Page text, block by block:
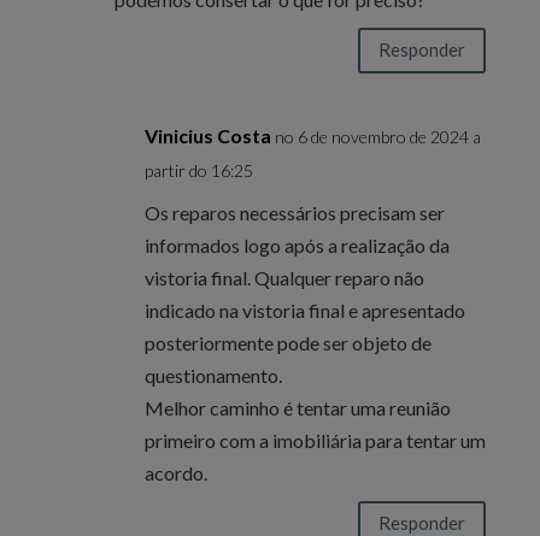
Responder
Vinicius Costa no 6 de novembro de 2024 a
partir do 16:25
Os reparos necessários precisam ser
informados logo após a realização da
vistoria final. Qualquer reparo não
indicado na vistoria final e apresentado
posteriormente pode ser objeto de
questionamento.
Melhor caminho é tentar uma reunião
primeiro com a imobiliária para tentar um
acordo.
Responder